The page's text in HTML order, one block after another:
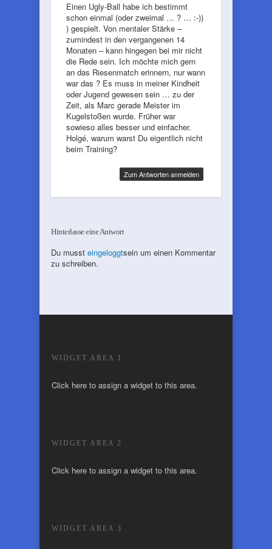
Einen Ugly-Ball habe ich bestimmt
schon einmal (oder zweimal … ? … :-))
) gespielt. Von mentaler Stärke –
zumindest in den vergangenen 14
Monaten – kann hingegen bei mir nicht
die Rede sein. Ich möchte mich gern
an das Riesenmatch erinnern, nur wann
war das ? Es muss in meiner Kindheit
oder Jugend gewesen sein … zu der
Zeit, als Marc gerade Meister im
Kugelstoßen wurde. Früher war
sowieso alles besser und einfacher.
Holgé, warum warst Du eigentlich nicht
beim Training?
Zum Antworten anmelden
Hinterlasse eine Antwort
Du musst eingeloggtsein um einen Kommentar
zu schreiben.
WIDGET AREA 1
Click here to assign a widget to this area.
WIDGET AREA 2
Click here to assign a widget to this area.
WIDGET AREA 3